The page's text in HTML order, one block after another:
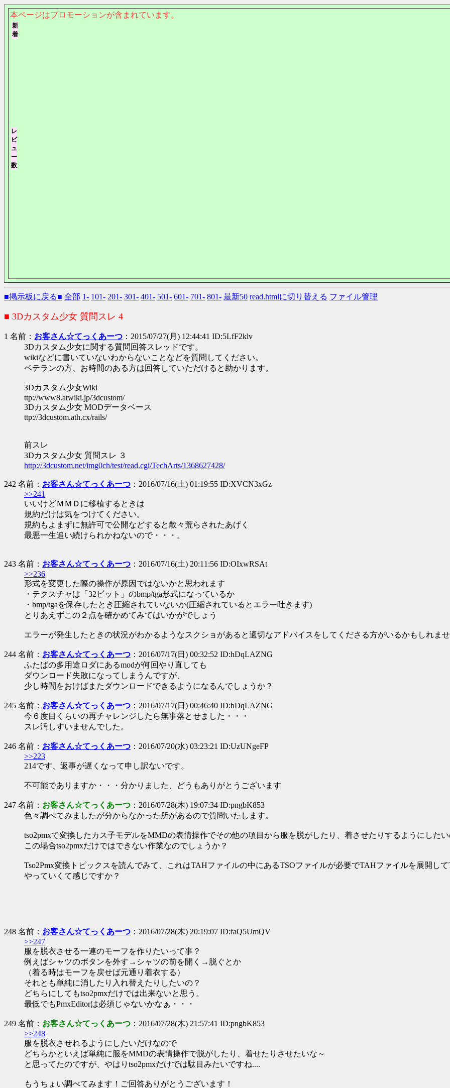
本ページはプロモーションが含まれています。
■掲示板に戻る■ 全部 1- 101- 201- 301- 401- 501- 601- 701- 801- 最新50 read.htmlに切り替える ファイル管理
■ 3Dカスタム少女 質問スレ 4
1 名前： お客さん☆てっくあーつ ：2015/07/27(月) 12:44:41 ID:5LfF2klv
3Dカスタム少女に関する質問回答スレッドです。
wikiなどに書いていないわからないことなどを質問してください。
ベテランの方、お時間のある方は回答していただけると助かります。
3Dカスタム少女Wiki
ttp://www8.atwiki.jp/3dcustom/
3Dカスタム少女 MODデータベース
ttp://3dcustom.ath.cx/rails/
前スレ
3Dカスタム少女 質問スレ ３
http://3dcustom.net/img0ch/test/read.cgi/TechArts/1368627428/
242 名前： お客さん☆てっくあーつ ：2016/07/16(土) 01:19:55 ID:XVCN3xGz
>>241
いいけどＭＭＤに移植するときは
規約だけは気をつけてください。
規約もよまずに無許可で公開などすると散々荒らされたあげく
最悪一生追い続けられかねないので・・・。
243 名前： お客さん☆てっくあーつ ：2016/07/16(土) 20:11:56 ID:OIxwRSAt
>>236
形式を変更した際の操作が原因ではないかと思われます
・テクスチャは「32ビット」のbmp/tga形式になっているか
・bmp/tgaを保存したとき圧縮されていないか(圧縮されているとエラー吐きます)
とりあえずこの２点を確かめてみてはいかがでしょう
エラーが発生したときの状況がわかるようなスクショがあると適切なアドバイスをしてくださる方がいるかもしれま
244 名前： お客さん☆てっくあーつ ：2016/07/17(日) 00:32:52 ID:hDqLAZNG
ふたばの多用途ロダにあるmodが何回やり直しても
ダウンロード失敗になってしまうんですが、
少し時間をおけばまたダウンロードできるようになるんでしょうか？
245 名前： お客さん☆てっくあーつ ：2016/07/17(日) 00:46:40 ID:hDqLAZNG
今６度目くらいの再チャレンジしたら無事落とせました・・・
スレ汚しすいませんでした。
246 名前： お客さん☆てっくあーつ ：2016/07/20(水) 03:23:21 ID:UzUNgeFP
>>223
214です、返事が遅くなって申し訳ないです。
不可能でありますか・・・分かりました、どうもありがとうございます
247 名前： お客さん☆てっくあーつ ：2016/07/28(木) 19:07:34 ID:pngbK853
色々調べてみましたが分からなかった所があるので質問いたします。
tso2pmxで変換したカス子モデルをMMDの表情操作でその他の項目から服を脱がしたり、着させたりするようにした
この場合tso2pmxだけではできない作業なのでしょうか？
Tso2Pmx変換トピックスを読んでみて、これはTAHファイルの中にあるTSOファイルが必要でTAHファイルを展開し
やっていくて感じですか？
248 名前： お客さん☆てっくあーつ ：2016/07/28(木) 20:19:07 ID:faQ5UmQV
>>247
服を脱衣させる一連のモーフを作りたいって事？
例えばシャツのボタンを外す→シャツの前を開く→脱ぐとか
（着る時はモーフを戻せば元通り着衣する）
それとも単純に消したり入れ替えたりしたいの？
どちらにしてもtso2pmxだけでは出来ないと思う。
最低でもPmxEditorは必須じゃないかなぁ・・・
249 名前： お客さん☆てっくあーつ ：2016/07/28(木) 21:57:41 ID:pngbK853
>>248
服を脱衣させれるようにしたいだけなので
どちらかといえば単純に服をMMDの表情操作で脱がしたり、着せたりさせたいな～
と思ってたのですが、やはりtso2pmxだけでは駄目みたいですね....
もうちょい調べてみます！ご回答ありがとうございます！